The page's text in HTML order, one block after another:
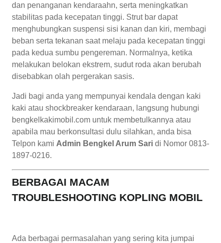
dan penanganan kendaraahn, serta meningkatkan
stabilitas pada kecepatan tinggi. Strut bar dapat
menghubungkan suspensi sisi kanan dan kiri, membagi
beban serta tekanan saat melaju pada kecepatan tinggi
pada kedua sumbu pengereman. Normalnya, ketika
melakukan belokan ekstrem, sudut roda akan berubah
disebabkan olah pergerakan sasis.
Jadi bagi anda yang mempunyai kendala dengan kaki
kaki atau shockbreaker kendaraan, langsung hubungi
bengkelkakimobil.com untuk membetulkannya atau
apabila mau berkonsultasi dulu silahkan, anda bisa
Telpon kami Admin Bengkel Arum Sari di Nomor 0813-
1897-0216.
BERBAGAI MACAM
TROUBLESHOOTING KOPLING MOBIL
Ada berbagai permasalahan yang sering kita jumpai